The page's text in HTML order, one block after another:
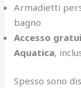
Armadietti
bagno
Accesso
Aquatica,
Spesso sono